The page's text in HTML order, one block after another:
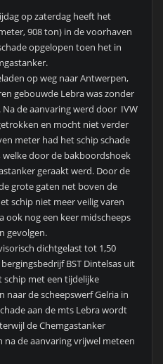
op zaterdag heeft het
908 ton) in de voorhaven
opgelopen toen het in
op weg naar Antwerpen,
gebouwde Lebra was zonder
de aanvaring werd door IVW
en mocht niet verder
meter had het schip schade
door de bakboordshoek
geraakt werd. Door de
grote gaten net boven de
schip niet meer veilig varen
ook nog een keer midscheeps
gevolgen.
dichtgelast tot 1,50
BST Dintelsas uit
schip met een tijdelijke
de scheepswerf Gelria in
aan de mts Lebra wordt
de Chemgastanker
na de aanvaring vrijwel meteen